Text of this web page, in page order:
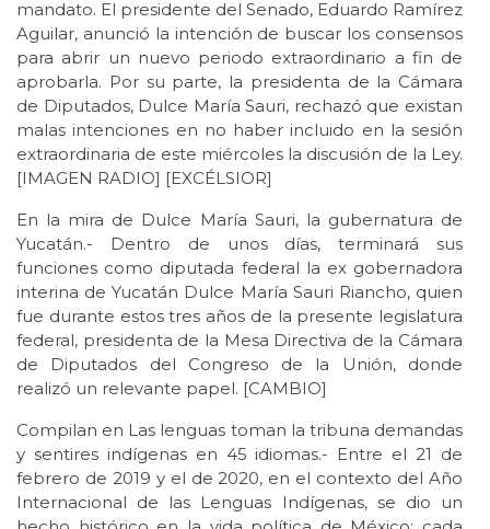
mandato. El presidente del Senado, Eduardo Ramírez
Aguilar, anunció la intención de buscar los consensos
para abrir un nuevo periodo extraordinario a fin de
aprobarla. Por su parte, la presidenta de la Cámara
de Diputados, Dulce María Sauri, rechazó que existan
malas intenciones en no haber incluido en la sesión
extraordinaria de este miércoles la discusión de la Ley.
[IMAGEN RADIO] [EXCÉLSIOR]
En la mira de Dulce María Sauri, la gubernatura de
Yucatán.- Dentro de unos días, terminará sus
funciones como diputada federal la ex gobernadora
interina de Yucatán Dulce María Sauri Riancho, quien
fue durante estos tres años de la presente legislatura
federal, presidenta de la Mesa Directiva de la Cámara
de Diputados del Congreso de la Unión, donde
realizó un relevante papel. [CAMBIO]
Compilan en Las lenguas toman la tribuna demandas
y sentires indígenas en 45 idiomas.- Entre el 21 de
febrero de 2019 y el de 2020, en el contexto del Año
Internacional de las Lenguas Indígenas, se dio un